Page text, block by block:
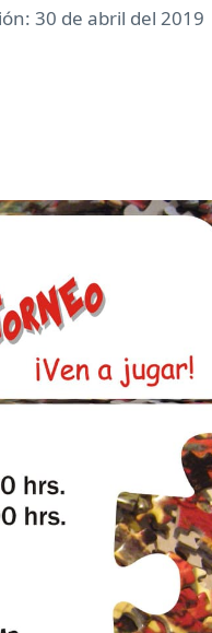
30 de abril del 2019